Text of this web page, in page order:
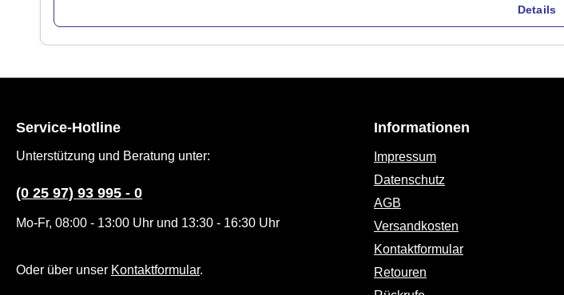
Details
Service-Hotline
Unterstützung und Beratung unter:
(0 25 97) 93 995 - 0
Mo-Fr, 08:00 - 13:00 Uhr und 13:30 - 16:30 Uhr
Oder über unser Kontaktformular.
Informationen
Impressum
Datenschutz
AGB
Versandkosten
Kontaktformular
Retouren